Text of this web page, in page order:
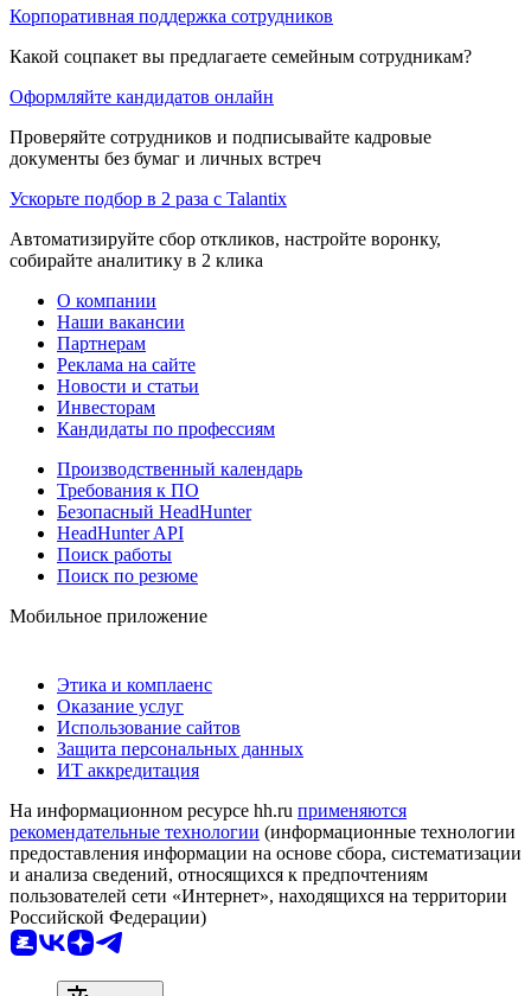
Корпоративная поддержка сотрудников
Какой соцпакет вы предлагаете семейным сотрудникам?
Оформляйте кандидатов онлайн
Проверяйте сотрудников и подписывайте кадровые
документы без бумаг и личных встреч
Ускорьте подбор в 2 раза с Talantix
Автоматизируйте сбор откликов, настройте воронку,
собирайте аналитику в 2 клика
О компании
Наши вакансии
Партнерам
Реклама на сайте
Новости и статьи
Инвесторам
Кандидаты по профессиям
Производственный календарь
Требования к ПО
Безопасный HeadHunter
HeadHunter API
Поиск работы
Поиск по резюме
Мобильное приложение
Этика и комплаенс
Оказание услуг
Использование сайтов
Защита персональных данных
ИТ аккредитация
На информационном ресурсе hh.ru применяются
рекомендательные технологии (информационные технологии
предоставления информации на основе сбора, систематизации
и анализа сведений, относящихся к предпочтениям
пользователей сети «Интернет», находящихся на территории
Российской Федерации)